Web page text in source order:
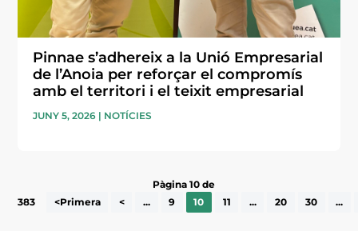
Pinnae s’adhereix a la Unió Empresarial
de l’Anoia per reforçar el compromís
amb el territori i el teixit empresarial
JUNY 5, 2026 | NOTÍCIES
Pàgina 10 de
383
<Primera < ... 9 10 11 ... 20 30 ...